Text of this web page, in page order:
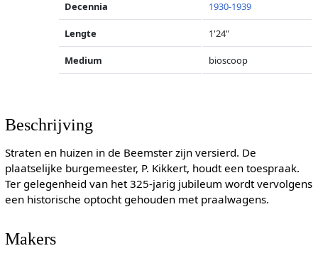
Decennia 1930-1939
Lengte 1'24"
Medium bioscoop
Beschrijving
Straten en huizen in de Beemster zijn versierd. De
plaatselijke burgemeester, P. Kikkert, houdt een toespraak.
Ter gelegenheid van het 325-jarig jubileum wordt vervolgens
een historische optocht gehouden met praalwagens.
Makers